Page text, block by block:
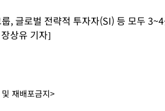
, 글로벌 전략적 투자자(SI) 등 모두
상유 기자]
재배포금지>